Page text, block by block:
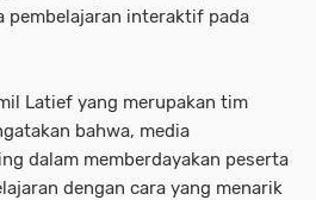
pembelajaran interaktif pada
Latief yang merupakan tim
bahwa, media
dalam memberdayakan peserta
dengan cara yang menarik